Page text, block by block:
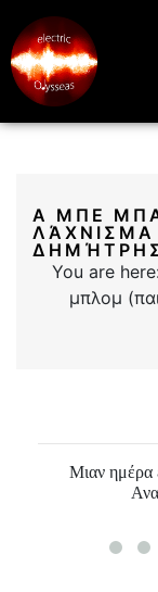
Electric
Music
Α ΜΠΕ
You are
μπλομ
Μιαν ημέρα